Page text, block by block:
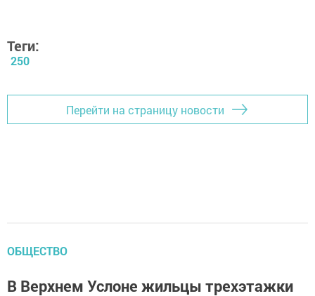
Теги:
250
Перейти на страницу новости
ОБЩЕСТВО
В Верхнем Услоне жильцы трехэтажки